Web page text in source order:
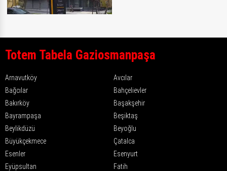
Totem Tabela Gaziosmanpaşa
Arnavutköy
Avcılar
Bağcılar
Bahçelievler
Bakırköy
Başakşehir
Bayrampaşa
Beşiktaş
Beylikdüzü
Beyoğlu
Büyükçekmece
Çatalca
Esenler
Esenyurt
Eyüpsultan
Fatih